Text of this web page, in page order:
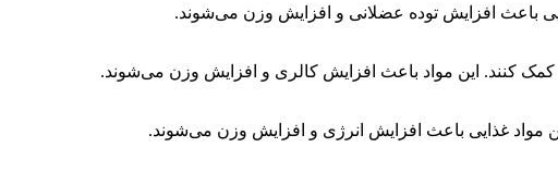
باعث افزایش توده عضلانی و افزایش وزن می‌شوند.
کنند. این مواد باعث افزایش کالری و افزایش وزن می‌شوند.
مواد غذایی باعث افزایش انرژی و افزایش وزن می‌شوند.